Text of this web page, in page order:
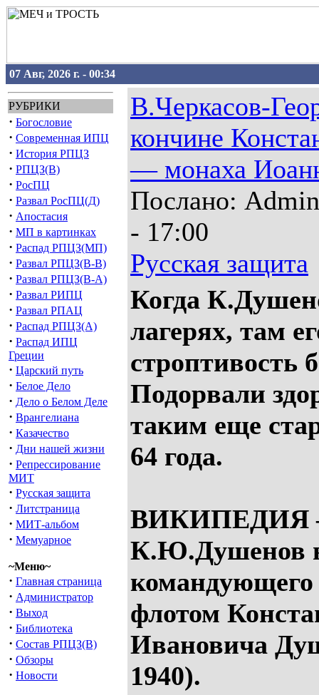
07 Авг, 2026 г. - 00:34
РУБРИКИ
· Богословие
· Современная ИПЦ
· История РПЦЗ
· РПЦЗ(В)
· РосПЦ
· Развал РосПЦ(Д)
· Апостасия
· МП в картинках
· Распад РПЦЗ(МП)
· Развал РПЦЗ(В-В)
· Развал РПЦЗ(В-А)
· Развал РИПЦ
· Развал РПАЦ
· Распад РПЦЗ(А)
· Распад ИПЦ
Греции
· Царский путь
· Белое Дело
· Дело о Белом Деле
· Врангелиана
· Казачество
· Дни нашей жизни
· Репрессирование
МИТ
· Русская защита
· Литстраница
· МИТ-альбом
· Мемуарное
~Меню~
· Главная страница
· Администратор
· Выход
· Библиотека
· Состав РПЦЗ(В)
· Обзоры
· Новости
В.Черкасов-
кончине
— монаха
Послано:
- 17:00
Русская защита
Когда
лагерях, там
строптивость
Подорвали
таким еще
64 года.
ВИКИПЕДИЯ
К.Ю.Душенов
флотом
Ивановича
1940).